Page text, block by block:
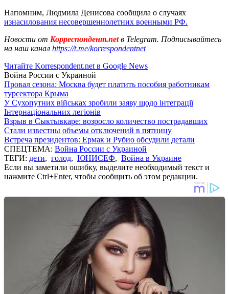
Напомним, Людмила Денисова сообщила о случаях
изнасилования несовершеннолетних военными РФ.
Новости от Корреспондент.netв Telegram. Подписывайтесь
на наш канал https://t.me/korrespondentnet
Читайте Korrespondent.net в Google News
Война России с Украиной
Провал сезона: Москва будет платить пособия работникам
турсектора Крыма
У Сухопутних військах зробили заяву щодо інтеграції
Інтернаціональних легіонів
Взрыв в Сыктывкаре: возросло количество пострадавших
Стали известны объемы отключений в пятницу
Встреча президентов: Ермак и Рубио обсудили детали
СПЕЦТЕМА: Война России с Украиной
ТЕГИ: дети, голод, ЮНИСЕФ, Война в Украине
Если вы заметили ошибку, выделите необходимый текст и
нажмите Ctrl+Enter, чтобы сообщить об этом редакции.